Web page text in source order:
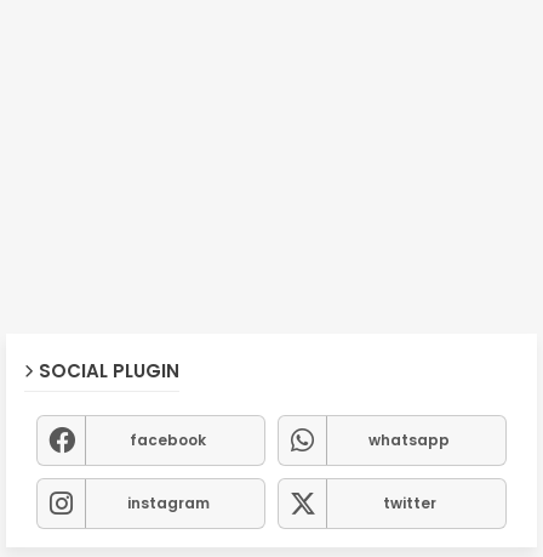
SOCIAL PLUGIN
facebook whatsapp
instagram twitter